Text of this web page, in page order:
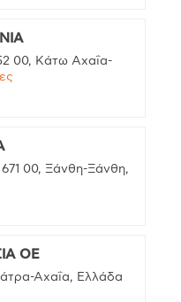
00, Κάτω Αχαΐα-
00, Ξάνθη-Ξάνθη,
ΟΕ
Αχαΐα, Ελλάδα